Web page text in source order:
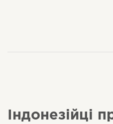
Індонезійці